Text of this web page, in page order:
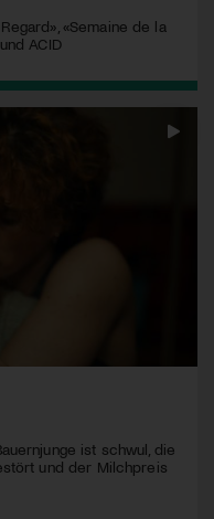
«Semaine de la
ACID
ist schwul, die
und der Milchpreis